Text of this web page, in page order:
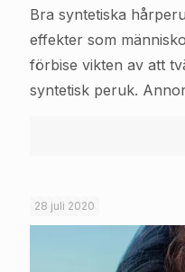
Bra syntetiska
effekter som
förbise vikten av att
syntetisk peruk.
28 juli 2020